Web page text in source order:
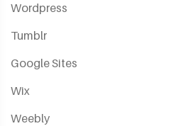
Wordpress
Tumblr
Google Sites
Wix
Weebly